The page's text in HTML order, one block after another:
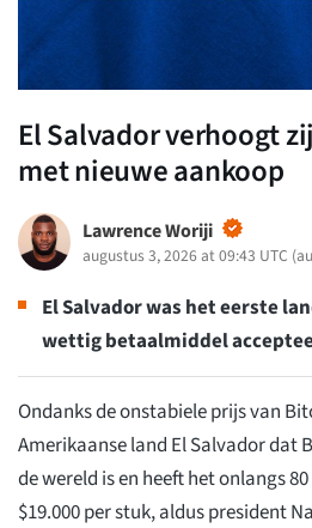
El Salvador verhoogt
met nieuwe aankoop
Lawrence Woriji
augustus 3, 2026 at 09:43 UTC (
El Salvador was het eerste
wettig betaalmiddel
Ondanks de onstabiele prijs van
Amerikaanse land El Salvador dat
de wereld is en heeft het onlangs
$19.000 per stuk, aldus president